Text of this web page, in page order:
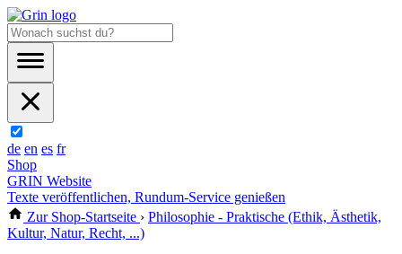
de en es fr
Shop
GRIN Website
Texte veröffentlichen, Rundum-Service genießen
Zur Shop-Startseite › Philosophie - Praktische (Ethik, Ästhetik,
Kultur, Natur, Recht, ...)